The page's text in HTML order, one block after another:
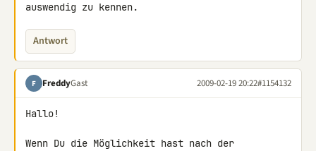
auswendig zu kennen.
Antwort
F FreddyGast 2009-02-19 20:22#1154132
Hallo!
Wenn Du die Möglichkeit hast nach der